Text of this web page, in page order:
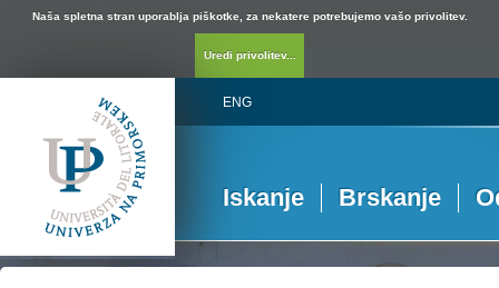
Naša spletna stran uporablja piškotke, za nekatere potrebujemo vašo privolitev.
Uredi privolitev...
ENG
Iskanje Brskanje